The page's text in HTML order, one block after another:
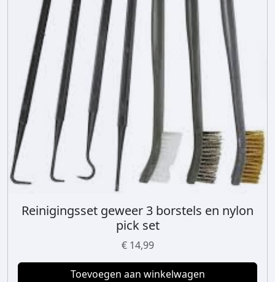
Reinigingsset geweer 3 borstels en nylon
pick set
€14,99
Toevoegen aan winkelwagen